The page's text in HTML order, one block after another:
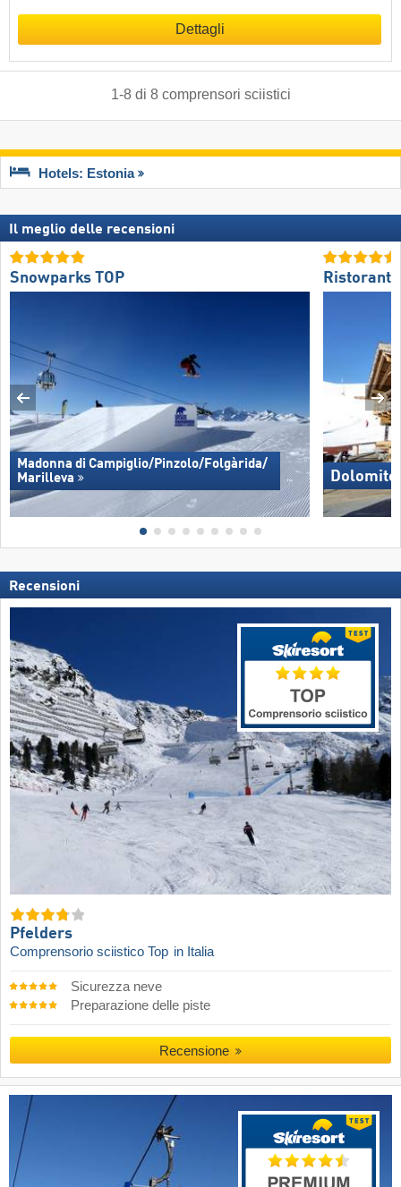
Dettagli
1-8di 8 comprensori sciistici
Hotels: Estonia
Il meglio delle recensioni
Snowparks TOP
Madonna di Campiglio/​Pinzolo/​Folgàrida/​
Marilleva
Recensioni
Pfelders
Comprensorio sciistico Top in Italia
Sicurezza neve
Preparazione delle piste
Recensione